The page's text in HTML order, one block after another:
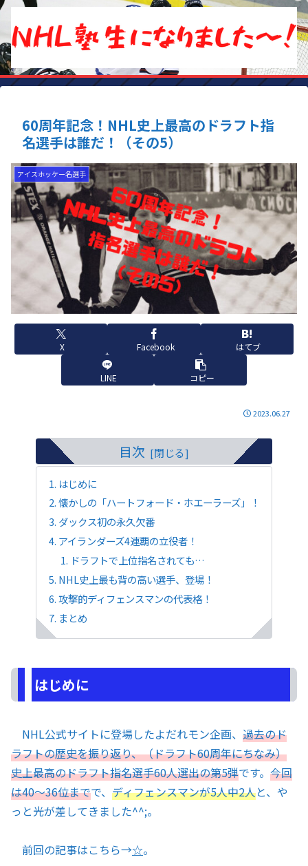
60周年記念！NHL史上最高のドラフト指
名選手は誰だ！（その5）
アイスホッケー名選手
X Facebook はてブ
LINE コピー
2023.06.27
目次
はじめに
懐かしの「ハートフォード・ホエーラーズ」！
ダックス初の永久欠番
アイランダーズ4連覇の立役者！
ドラフトで上位指名されても…
NHL史上最も背の高い選手、登場！
攻撃的ディフェンスマンの代表格！
まとめ
はじめに
NHL公式サイトに登場したよだれモン企画、 過去のド
ラフトの歴史を振り返り、（ドラフト60周年にちなみ）
史上最高のドラフト指名選手60人選出の第5弾です。 今回
は40〜36位までで、 ディフェンスマンが5人中2人と、や
っと光が差してきました^^;。
前回の記事はこちら→☆。